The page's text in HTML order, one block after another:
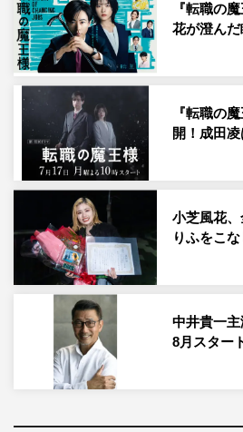
る。商いの神髄は「買うての幸い
売れない時代に、汗をかき、知恵
る庶民の姿を、江戸時代中期の多
るく活き活きとしたタッチで描き出
小芝演じる主人公・幸は、さまざ
び、己の知恵と周りの教えに助け
ん、そして女主人へと登りつめて
本の着物文化の神髄に迫る美の世
極めることを縦糸に、折々の人間
腕繁盛記。恋あり、笑いあり、涙
を目指す。
幸は、木綿の産地摂津国（現大阪
れ。元武士で商人を毛嫌いする父
急死、母と妹・結を残し、大坂天
えられていたが、五鈴屋の商いを
『転職の
花が澄ん
『転職の
開！成田
小芝風花
りふをこ
中井貴一
8月スター